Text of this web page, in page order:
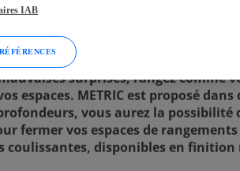
surprises, rangez comme
espaces. METRIC est proposé
vous aurez la possibilité
fermer vos espaces de
coulissantes, disponibles en
IAB